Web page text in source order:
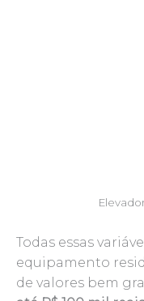
Todas essas
equipamento
de valores bem